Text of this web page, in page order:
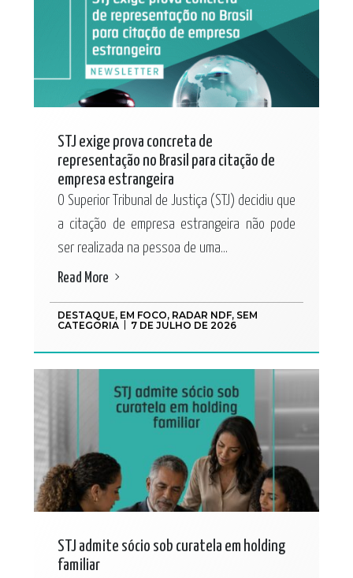
STJ exige prova concreta de
representação no Brasil para citação de
empresa estrangeira
O Superior Tribunal de Justiça (STJ) decidiu que
a citação de empresa estrangeira não pode
ser realizada na pessoa de uma...
Read More
DESTAQUE, EM FOCO, RADAR NDF, SEM
CATEGORIA
7 DE JULHO DE 2026
STJ admite sócio sob curatela em holding
familiar